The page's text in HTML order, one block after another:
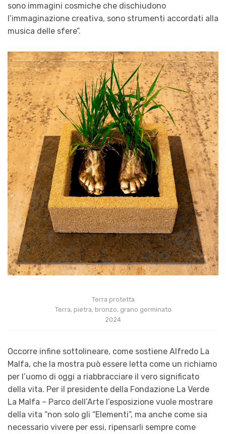
sono immagini cosmiche che dischiudono
l’immaginazione creativa, sono strumenti accordati alla
musica delle sfere”.
Terra protetta
Terra, pietra, bronzo, grano germinato
2024
Occorre infine sottolineare, come sostiene Alfredo La
Malfa, che la mostra può essere letta come un richiamo
per l’uomo di oggi a riabbracciare il vero significato
della vita. Per il presidente della Fondazione La Verde
La Malfa – Parco dell’Arte l’esposizione vuole mostrare
della vita “non solo gli “Elementi”, ma anche come sia
necessario vivere per essi, ripensarli sempre come